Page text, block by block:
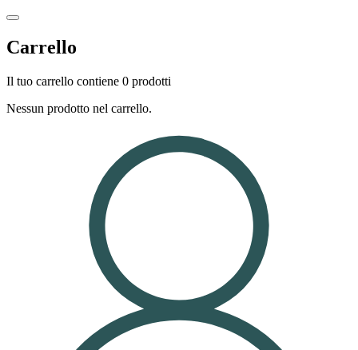
Carrello
Il tuo carrello contiene 0 prodotti
Nessun prodotto nel carrello.